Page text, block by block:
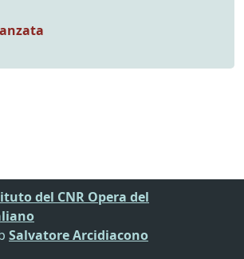
del CNR Opera del
Salvatore Arcidiacono